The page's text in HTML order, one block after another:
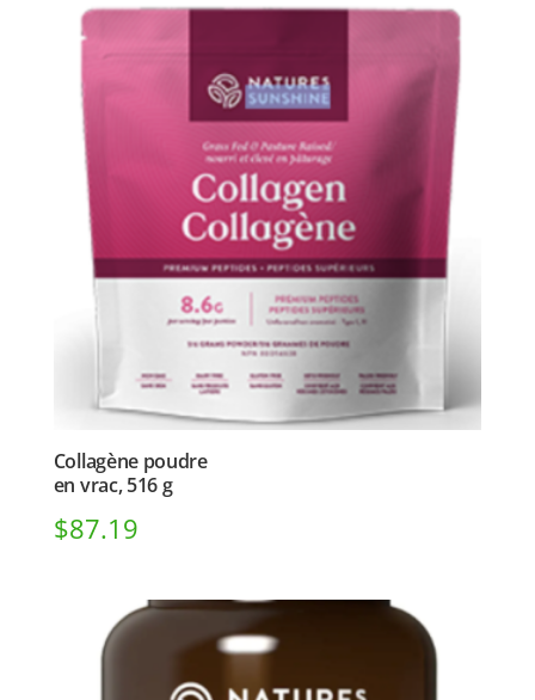
Collagène poudre
en vrac, 516 g
$87.19